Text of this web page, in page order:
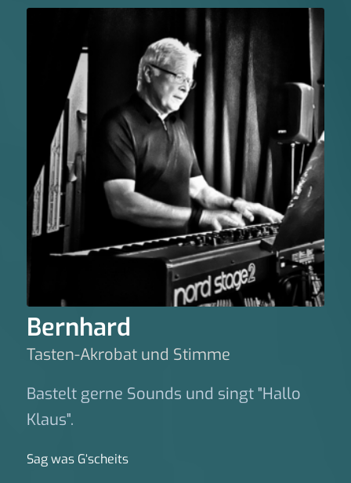
Bernhard
Tasten-Akrobat und Stimme
Bastelt gerne Sounds und singt "Hallo
Klaus".
Sag was G‘scheits